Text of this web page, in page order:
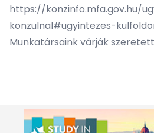
https://konzinfo.mfa.gov.hu/
konzulnal#ugyintezes-
Munkatársaink várják